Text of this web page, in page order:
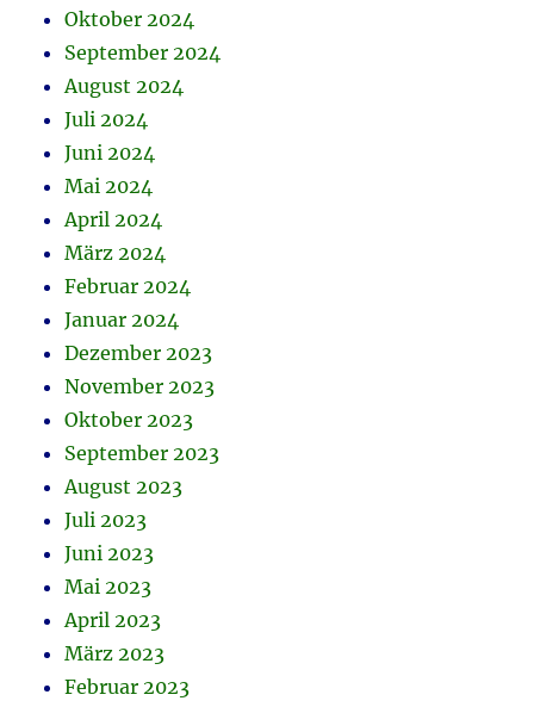
Oktober 2024
September 2024
August 2024
Juli 2024
Juni 2024
Mai 2024
April 2024
März 2024
Februar 2024
Januar 2024
Dezember 2023
November 2023
Oktober 2023
September 2023
August 2023
Juli 2023
Juni 2023
Mai 2023
April 2023
März 2023
Februar 2023